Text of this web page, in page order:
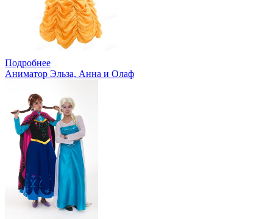
Подробнее
Аниматор Эльза, Анна и Олаф